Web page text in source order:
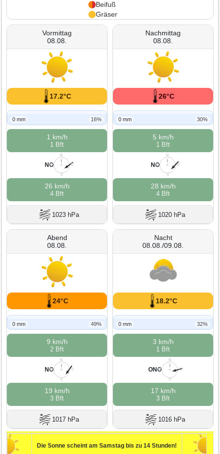
Beifuß
Gräser
Vormittag
08.08.
17.2°C
0 mm 16%
1 km/h
1 Bft
N
O
S
W
NO
26 km/h
4 Bft
1023 hPa
Nachmittag
08.08.
26°C
0 mm 30%
5 km/h
1 Bft
N
O
S
W
NO
28 km/h
4 Bft
1020 hPa
Abend
08.08.
24°C
0 mm 49%
9 km/h
2 Bft
N
O
S
W
NO
19 km/h
3 Bft
1017 hPa
Nacht
08.08./09.08.
18.2°C
0 mm 32%
3 km/h
1 Bft
N
O
S
W
ONO
17 km/h
3 Bft
1016 hPa
Die Sonne scheint am Samstag bis zu 14 Stunden!